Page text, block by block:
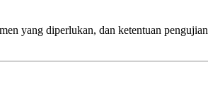
yang diperlukan, dan ketentuan pengujian